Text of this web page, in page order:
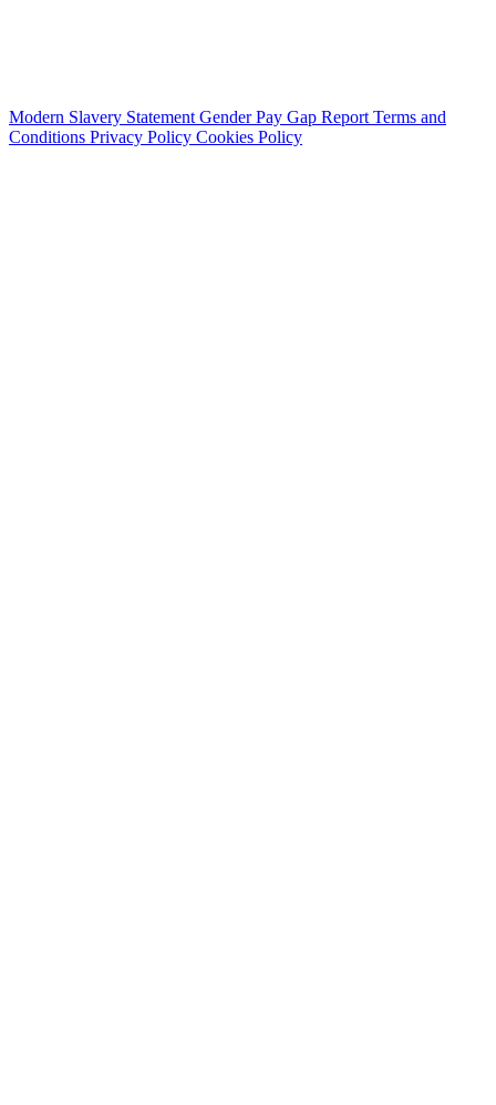
Modern Slavery Statement Gender Pay Gap Report Terms and
Conditions Privacy Policy Cookies Policy